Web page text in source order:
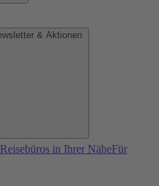
Reisebüros in Ihrer NäheFür